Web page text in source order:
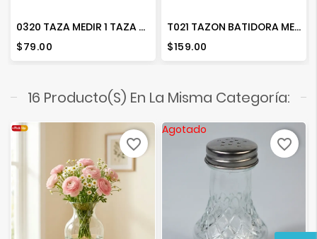
0320 TAZA MEDIR 1 TAZA 240 ML
Precio
$79.00
T021 TAZON BATIDORA MEDIANO 1950 ML. 4810
Precio
$159.00
16 Producto(s) En La Misma Categoría:
favorite_border
Agotado
favorite_border